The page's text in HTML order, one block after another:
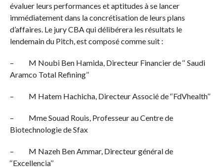
évaluer leurs performances et aptitudes à se lancer
immédiatement dans la concrétisation de leurs plans
d’affaires. Le jury CBA qui délibérera les résultats le
lendemain du Pitch, est composé comme suit :
– M Noubi Ben Hamida, Directeur Financier de ‘‘ Saudi
Aramco Total Refining’’
– M Hatem Hachicha, Directeur Associé de ‘‘FdVhealth’’
– Mme Souad Rouis, Professeur au Centre de
Biotechnologie de Sfax
– M Nazeh Ben Ammar, Directeur général de
‘‘Excellencia’’